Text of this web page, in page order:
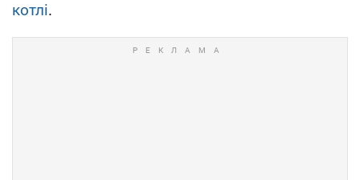
котлі.